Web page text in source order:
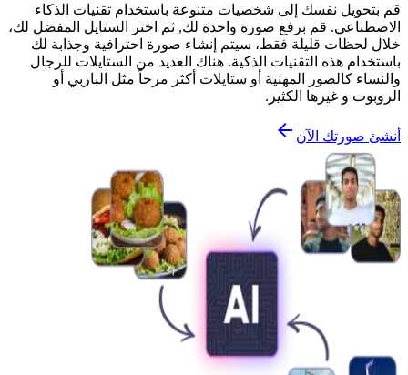
قم بتحويل نفسك إلى شخصيات متنوعة باستخدام تقنيات الذكاء
الاصطناعي. قم برفع صورة واحدة لك, ثم اختر الستايل المفضل لك،
خلال لحظات قليلة فقط، سيتم إنشاء صورة احترافية وجذابة لك
باستخدام هذه التقنيات الذكية. هناك العديد من الستايلات للرجال
والنساء كالصور المهنية أو ستايلات أكثر مرحاً مثل الباربي أو
الروبوت و غيرها الكثير.
أنشئ صورتك الآن